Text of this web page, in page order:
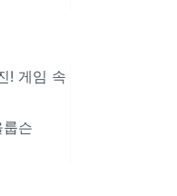
! 게임 속
슨